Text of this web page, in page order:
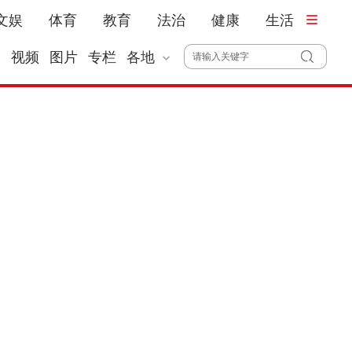
娱 体育 教育 法治 健康 生活
视频 图片 专栏 各地